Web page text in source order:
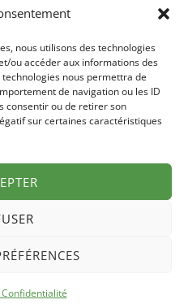
nous utilisons des technologies
ou accéder aux informations des
nous permettra de
de navigation ou les ID
consentir ou de retirer son
sur certaines caractéristiques
Politique de confidentialité